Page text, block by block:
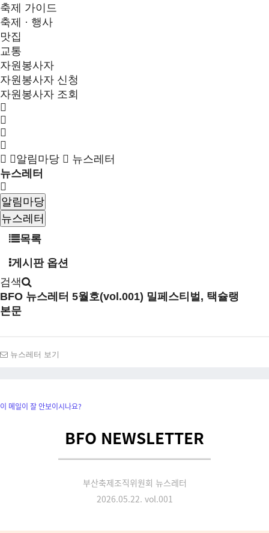
축제 가이드
축제 · 행사
맛집
교통
자원봉사자
자원봉사자 신청
자원봉사자 조회
알림마당
뉴스레터
뉴스레터
알림마당
뉴스레터
목록
게시판 옵션
검색
BFO 뉴스레터 5월호(vol.001) 밀페스티벌, 택슐랭
본문
뉴스레터 보기
이 메일이 잘 안보이시나요?
BFO NEWSLETTER
부산축제조직위원회 뉴스레터
2026.05.22. vol.001